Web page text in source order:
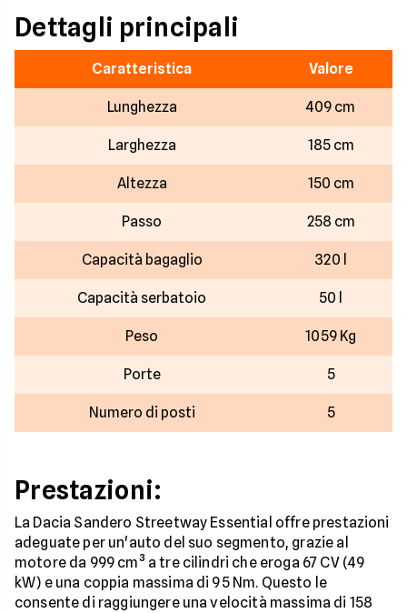
Dettagli principali
Caratteristica Valore
Lunghezza 409 cm
Larghezza 185 cm
Altezza 150 cm
Passo 258 cm
Capacità bagaglio 320 l
Capacità serbatoio 50 l
Peso 1059 Kg
Porte 5
Numero di posti 5
Prestazioni:
La Dacia Sandero Streetway Essential offre prestazioni
adeguate per un'auto del suo segmento, grazie al
motore da 999 cm³ a tre cilindri che eroga 67 CV (49
kW) e una coppia massima di 95 Nm. Questo le
consente di raggiungere una velocità massima di 158